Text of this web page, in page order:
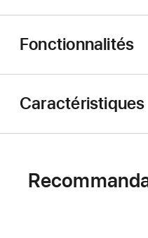
Fonctionnalités
Caractéristiques